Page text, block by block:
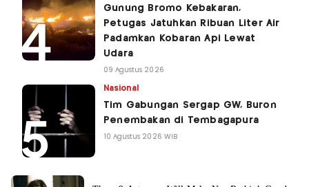
Gunung Bromo Kebakaran,
Petugas Jatuhkan Ribuan Liter Air
Padamkan Kobaran Api Lewat
Udara
09 Agustus 2026
Nasional
Tim Gabungan Sergap GW, Buron
Penembakan di Tembagapura
10 Agustus 2026 WIB